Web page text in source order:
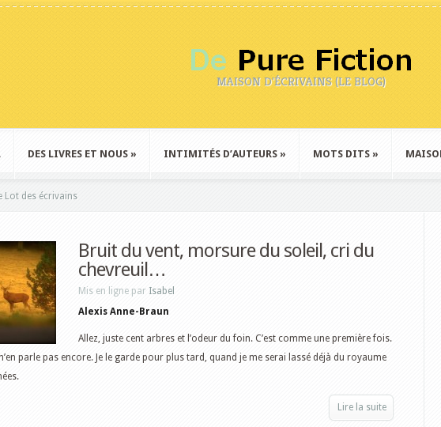
MAISON D'ÉCRIVAINS (LE BLOG)
DES LIVRES ET NOUS » INTIMITÉS D’AUTEURS » MOTS DITS »
Lot des écrivains
Bruit du vent, morsure du soleil, cri du
chevreuil…
Mis en ligne par Isabel
Alexis Anne-Braun
Allez, juste cent arbres et l’odeur du foin. C’est comme une première fois.
parle pas encore. Je le garde pour plus tard, quand je me serai lassé déjà du royaume
Lire la suite